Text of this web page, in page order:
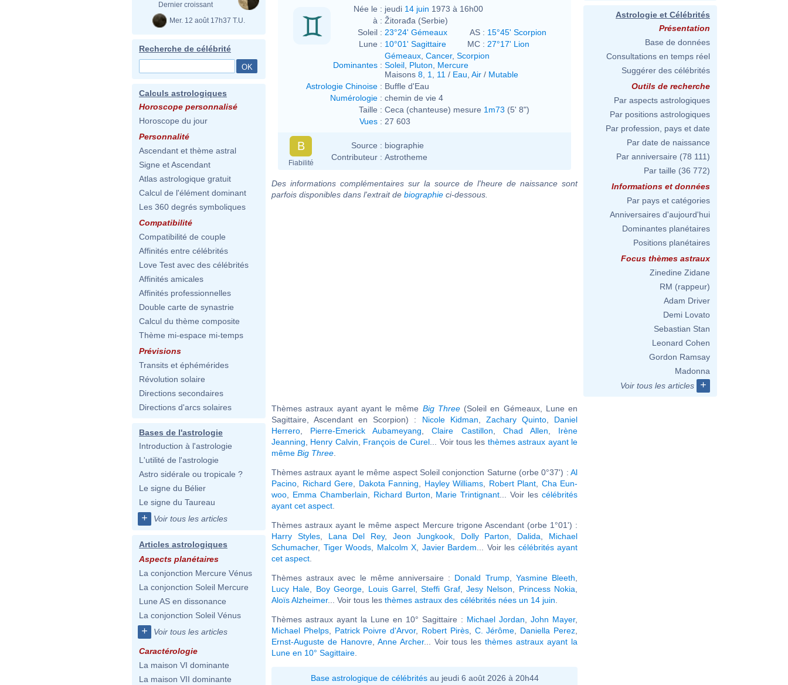
Dernier croissant
Mer. 12 août 17h37 T.U.
Recherche de célébrité
Calculs astrologiques
Horoscope personnalisé
Horoscope du jour
Personnalité
Ascendant et thème astral
Signe et Ascendant
Atlas astrologique gratuit
Calcul de l'élément dominant
Les 360 degrés symboliques
Compatibilité
Compatibilité de couple
Affinités entre célébrités
Love Test avec des célébrités
Affinités amicales
Affinités professionnelles
Double carte de synastrie
Calcul du thème composite
Thème mi-espace mi-temps
Prévisions
Transits et éphémérides
Révolution solaire
Directions secondaires
Directions d'arcs solaires
Bases de l'astrologie
Introduction à l'astrologie
L'utilité de l'astrologie
Astro sidérale ou tropicale ?
Le signe du Bélier
Le signe du Taureau
+ Voir tous les articles
Articles astrologiques
Aspects planétaires
La conjonction Mercure Vénus
La conjonction Soleil Mercure
Lune AS en dissonance
La conjonction Soleil Vénus
+ Voir tous les articles
Caractérologie
La maison VI dominante
La maison VII dominante
Née le : jeudi 14 juin 1973 à 16h00
à : Žitorađa (Serbie)
Soleil : 23°24' Gémeaux AS : 15°45' Scorpion
Lune : 10°01' Sagittaire MC : 27°17' Lion
Dominantes :
Gémeaux Cancer, Scorpion
Soleil Pluton
Mercure
Maisons 8 1 11 / Eau Air / Mutable
Astrologie Chinoise : Buffle d'Eau
Numérologie : chemin de vie 4
Taille : Ceca (chanteuse) mesure 1m73 (5' 8")
Vues : 27 603
B
Fiabilité
Source : biographie
Contributeur : Astrotheme
Des informations complémentaires sur la source de l'heure de naissance sont
parfois disponibles dans l'extrait de biographie ci-dessous.
Thèmes astraux ayant ayant le même Big Three(Soleil en Gémeaux, Lune en
Sagittaire, Ascendant en Scorpion) : Nicole Kidman Zachary Quinto, Daniel
Herrero
Pierre-Emerick Aubameyang ,Claire Castillon Chad Allen
Irène
Jeanning
Henry Calvin François de Curel ... Voir tous les thèmes astraux ayant le
même Big Three
Thèmes astraux ayant le même aspect Soleil conjonction Saturne (orbe 0°37') : Al
Pacino
Richard Gere Dakota Fanning Hayley Williams Robert Plant
Cha Eun-
woo
Emma Chamberlain Richard Burton Marie Trintignant ... Voir lescélébrités
ayant cet aspect
Thèmes astraux ayant le même aspect Mercure trigone Ascendant (orbe 1°01') :
Harry Styles, Lana Del Rey,Jeon Jungkook, Dolly Parton Dalida
Michael
Schumacher, Tiger Woods Malcolm X Javier Bardem ... Voir les célébrités ayant
cet aspect
Thèmes astraux avec le même anniversaire : Donald Trump, Yasmine Bleeth
Lucy Hale
Boy George Louis Garrel,Steffi Graf, Jesy Nelson Princess Nokia
Aloïs Alzheimer... Voir tous les thèmes astraux des célébrités nées un 14 juin
Thèmes astraux ayant la Lune en 10° Sagittaire : Michael Jordan John Mayer,
Michael Phelps, Patrick Poivre d'Arvor, Robert Pirès, C. Jérôme Daniella Perez
Ernst-Auguste de Hanovre, Anne Archer... Voir tous lesthèmes astraux ayant la
Lune en 10° Sagittaire
Base astrologique de célébritésau jeudi 6 août 2026 à 20h44
Astrologie et Célébrités
Présentation
Base de données
Consultations en temps réel
Suggérer des célébrités
Outils de recherche
Par aspects astrologiques
Par positions astrologiques
Par profession, pays et date
Par date de naissance
Par anniversaire (78 111)
Par taille (36 772)
Informations et données
Par pays et catégories
Anniversaires d'aujourd'hui
Dominantes planétaires
Positions planétaires
Focus thèmes astraux
Zinedine Zidane
RM (rappeur)
Adam Driver
Demi Lovato
Sebastian Stan
Leonard Cohen
Gordon Ramsay
Madonna
Voir tous les articles
+